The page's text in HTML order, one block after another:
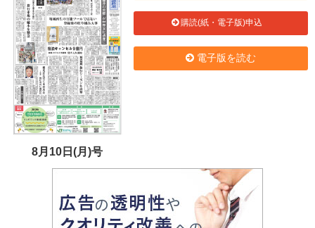
8月10日(月)号
購読(紙・電子版)申込
電子版を読む